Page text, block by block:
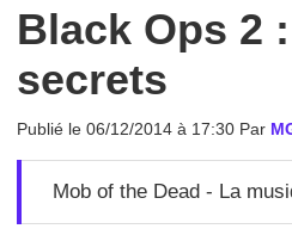
Black Ops 2
secrets
Publié le 06/12/2014 à 17:30 Par
Mob of the Dead - La